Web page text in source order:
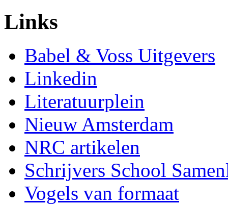
Links
Babel & Voss Uitgevers
Linkedin
Literatuurplein
Nieuw Amsterdam
NRC artikelen
Schrijvers School
Vogels van formaat